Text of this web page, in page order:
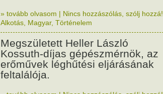
» tovább olvasom | Nincs hozzászólás, szólj hozzá!
Alkotás Magyar, Történelem
Megszületett Heller László
Kossuth-díjas gépészmérnök, az
erőművek léghűtési eljárásának
feltalálója.